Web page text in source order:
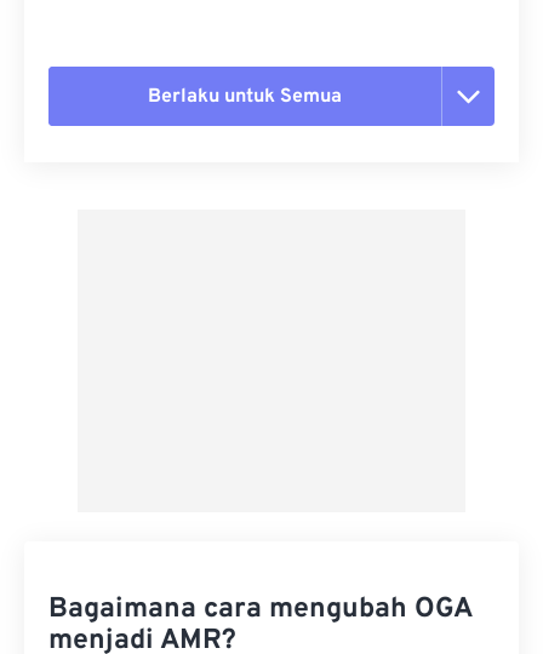
Berlaku untuk Semua
Bagaimana cara mengubah OGA
menjadi AMR?